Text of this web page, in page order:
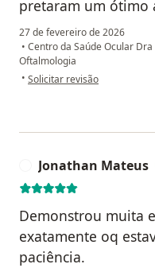
pretaram um ótimo
27 de fevereiro de 2026
• Centro da Saúde Ocular
Oftalmologia
• na opinião do utilizador Fui
Solicitar revisão
Jonathan Mateus
Demonstrou muita
exatamente oq
paciência.